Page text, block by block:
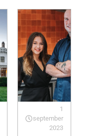
1
september
2023